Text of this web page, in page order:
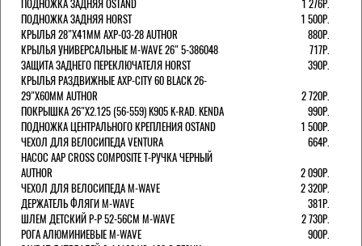
ПОДНОЖКА ЗАДНЯЯ OSTAND
1 276Р.
ПОДНОЖКА ЗАДНЯЯ HORST
1 500Р.
КРЫЛЬЯ 28"Х41ММ AXP-03-28 AUTHOR
880Р.
КРЫЛЬЯ УНИВЕРСАЛЬНЫЕ M-WAVE 26" 5-386048
717Р.
ЗАЩИТА ЗАДНЕГО ПЕРЕКЛЮЧАТЕЛЯ HORST
390Р.
КРЫЛЬЯ РАЗДВИЖНЫЕ AXP-CITY 60 BLACK 26-
29"Х60ММ AUTHOR
2 720Р.
ПОКРЫШКА 26"Х2.125 (56-559) K905 K-RAD. KENDA
990Р.
ПОДНОЖКА ЦЕНТРАЛЬНОГО КРЕПЛЕНИЯ OSTAND
1 500Р.
ЧЕХОЛ ДЛЯ ВЕЛОСИПЕДА VENTURA
664Р.
НАСОС AAP CROSS COMPOSITE Т-РУЧКА ЧЕРНЫЙ
AUTHOR
2 090Р.
ЧЕХОЛ ДЛЯ ВЕЛОСИПЕДА M-WAVE
2 320Р.
ДЕРЖАТЕЛЬ ФЛЯГИ M-WAVE
381Р.
ШЛЕМ ДЕТСКИЙ Р-Р 52-56СМ M-WAVE
2 730Р.
РОГА АЛЮМИНИЕВЫЕ M-WAVE
900Р.